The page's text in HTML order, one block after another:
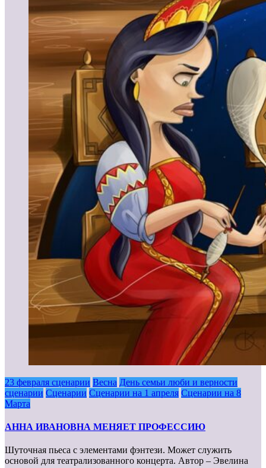
23 февраля сценарии Весна День семьи люби и верности
сценарии Сценарии Сценарии на 1 апреля Сценарии на 8
Марта
АННА ИВАНОВНА МЕНЯЕТ ПРОФЕССИЮ
Шуточная пьеса с элементами фэнтези. Может служить
основой для театрализованного концерта. Автор – Эвелина